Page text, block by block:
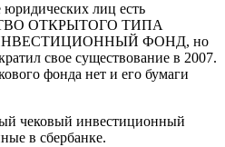
юридических лиц есть
ОТКРЫТОГО ТИПА
ФОНД, но
свое существование в 2007.
фонда нет и его бумаги
чековый инвестиционный
в сбербанке.